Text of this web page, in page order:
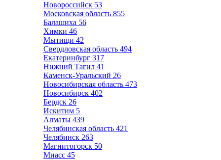
Новороссийск 53
Московская область 855
Балашиха 56
Химки 46
Мытищи 42
Свердловская область 494
Екатеринбург 317
Нижний Тагил 41
Каменск-Уральский 26
Новосибирская область 473
Новосибирск 402
Бердск 26
Искитим 5
Алматы 439
Челябинская область 421
Челябинск 263
Магнитогорск 50
Миасс 45